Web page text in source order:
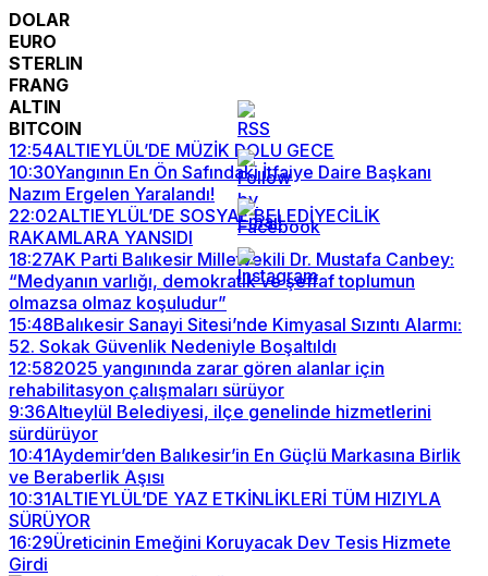
DOLAR
EURO
STERLIN
FRANG
ALTIN
BITCOIN
12:54ALTIEYLÜL’DE MÜZİK DOLU GECE
10:30Yangının En Ön Safındaki İtfaiye Daire Başkanı
Nazım Ergelen Yaralandı!
22:02ALTIEYLÜL’DE SOSYAL BELEDİYECİLİK
RAKAMLARA YANSIDI
18:27AK Parti Balıkesir Milletvekili Dr. Mustafa Canbey:
“Medyanın varlığı, demokratik ve şeffaf toplumun
olmazsa olmaz koşuludur”
15:48Balıkesir Sanayi Sitesi’nde Kimyasal Sızıntı Alarmı:
52. Sokak Güvenlik Nedeniyle Boşaltıldı
12:582025 yangınında zarar gören alanlar için
rehabilitasyon çalışmaları sürüyor
9:36Altıeylül Belediyesi, ilçe genelinde hizmetlerini
sürdürüyor
10:41Aydemir’den Balıkesir’in En Güçlü Markasına Birlik
ve Beraberlik Aşısı
10:31ALTIEYLÜL’DE YAZ ETKİNLİKLERİ TÜM HIZIYLA
SÜRÜYOR
16:29Üreticinin Emeğini Koruyacak Dev Tesis Hizmete
Girdi